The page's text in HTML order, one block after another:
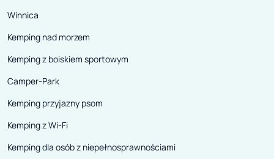
Winnica
Kemping nad morzem
Kemping z boiskiem sportowym
Camper-Park
Kemping przyjazny psom
Kemping z Wi-Fi
Kemping dla osób z niepełnosprawnościami